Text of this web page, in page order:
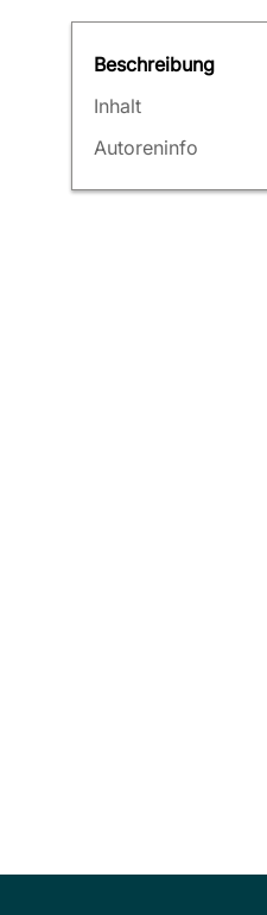
Beschreibung
Inhalt
Autoreninfo